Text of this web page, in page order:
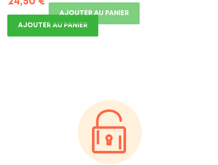
AJOUTER AU PANIER
MIRABELLE...
AJOUTER AU PANIER